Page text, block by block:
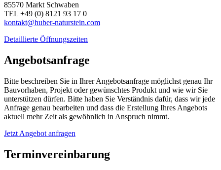
85570 Markt Schwaben
TEL +49 (0) 8121 93 17 0
kontakt@huber-naturstein.com
Detaillierte Öffnungszeiten
Angebotsanfrage
Bitte beschreiben Sie in Ihrer Angebotsanfrage möglichst genau Ihr
Bauvorhaben, Projekt oder gewünschtes Produkt und wie wir Sie
unterstützen dürfen. Bitte haben Sie Verständnis dafür, dass wir jede
Anfrage genau bearbeiten und dass die Erstellung Ihres Angebots
aktuell mehr Zeit als gewöhnlich in Anspruch nimmt.
Jetzt Angebot anfragen
Terminvereinbarung